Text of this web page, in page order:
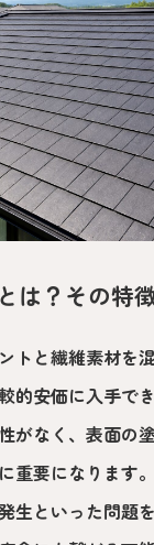
は？その特
トと繊維素材を
的安価に入手で
がなく、表面の
重要になります
生といった問題